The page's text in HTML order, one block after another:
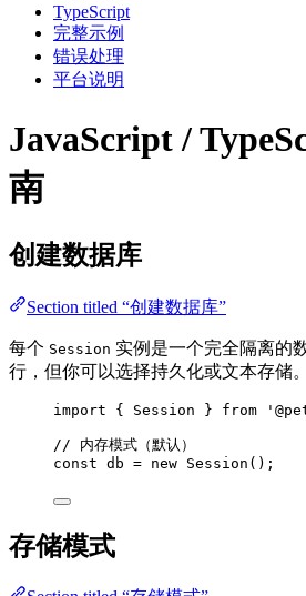
TypeScript
完整示例
错误处理
平台说明
JavaScript /
南
创建数据库
Section titled “创建数据库”
每个 Session 实例是一个完全隔离的
行，但你可以选择持久化或文本存储。
import { Session } from '
// 内存模式（默认）
const db = new Session ();
存储模式